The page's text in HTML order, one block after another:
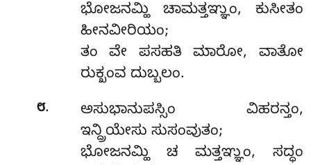
ಭೋಜನಮ್ಹಿ ಚಾಮತ್ತಞ್ಞುಂ, ಕುಸೀತಂ
ಹೀನವೀರಿಯಂ;
ತಂ ವೇ ಪಸಹತಿ ಮಾರೋ, ವಾತೋ
ರುಕ್ಖಂವ ದುಬ್ಬಲಂ.
೮.
ಅಸುಭಾನುಪಸ್ಸಿಂ ವಿಹರನ್ತಂ,
ಇನ್ದ್ರಿಯೇಸು ಸುಸಂವುತಂ;
ಭೋಜನಮ್ಹಿ ಚ ಮತ್ತಞ್ಞುಂ, ಸದ್ಧಂ